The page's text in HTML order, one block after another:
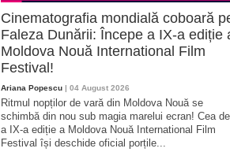
Cinematografia mondială coboară
Faleza Dunării: Începe a IX-a ediție
Moldova Nouă International Film
Festival!
Ariana Popescu | 04 August 2026
Ritmul nopților de vară din Moldova Nouă se
schimbă din nou sub magia marelui ecran! Cea
a IX-a ediție a Moldova Nouă International Film
Festival își deschide oficial porțile...